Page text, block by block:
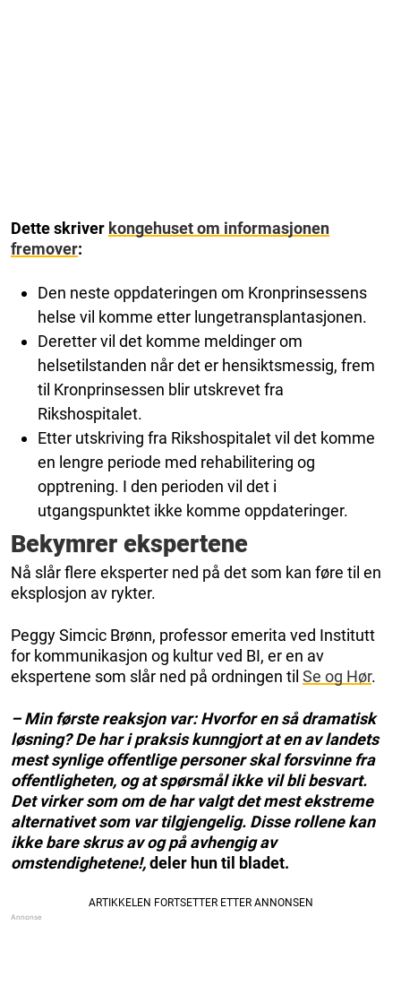
Dette skriver kongehuset om informasjonen
fremover:
Den neste oppdateringen om Kronprinsessens
helse vil komme etter lungetransplantasjonen.
Deretter vil det komme meldinger om
helsetilstanden når det er hensiktsmessig, frem
til Kronprinsessen blir utskrevet fra
Rikshospitalet.
Etter utskriving fra Rikshospitalet vil det komme
en lengre periode med rehabilitering og
opptrening. I den perioden vil det i
utgangspunktet ikke komme oppdateringer.
Bekymrer ekspertene
Nå slår flere eksperter ned på det som kan føre til en
eksplosjon av rykter.
Peggy Simcic Brønn, professor emerita ved Institutt
for kommunikasjon og kultur ved BI, er en av
ekspertene som slår ned på ordningen til Se og Hør.
– Min første reaksjon var: Hvorfor en så dramatisk
løsning? De har i praksis kunngjort at en av landets
mest synlige offentlige personer skal forsvinne fra
offentligheten, og at spørsmål ikke vil bli besvart.
Det virker som om de har valgt det mest ekstreme
alternativet som var tilgjengelig. Disse rollene kan
ikke bare skrus av og på avhengig av
omstendighetene!,deler hun til bladet.